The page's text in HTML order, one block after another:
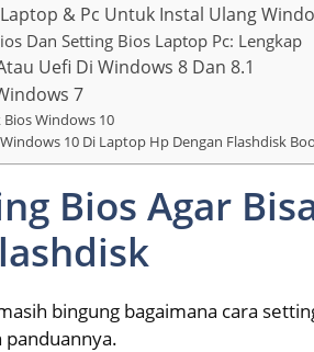
& Pc Untuk Instal Ulang
Dan Setting Bios Laptop Pc: Lengkap
Uefi Di Windows 8 Dan 8.1
7
Windows 10
10 Di Laptop Hp Dengan Flashdisk
Bios Agar
bingung bagaimana cara